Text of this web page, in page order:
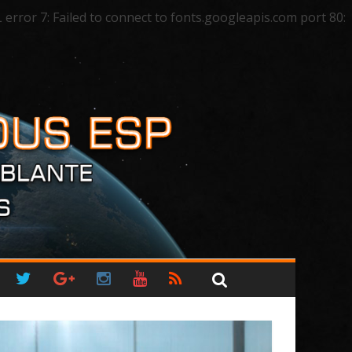
7: Failed to connect to fonts.googleapis.com port 80: